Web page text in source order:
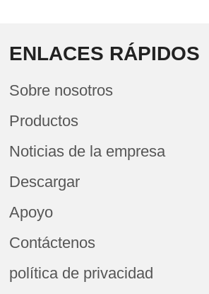
ENLACES RÁPIDOS
Sobre nosotros
Productos
Noticias de la empresa
Descargar
Apoyo
Contáctenos
política de privacidad